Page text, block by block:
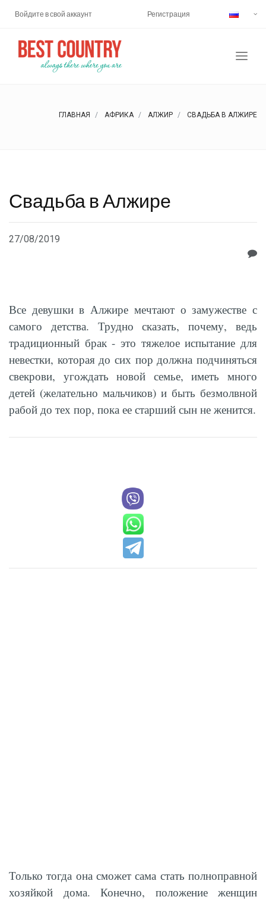
Войдите в свой аккаунт Регистрация
ГЛАВНАЯ АФРИКА АЛЖИР СВАДЬБА В АЛЖИРЕ
Свадьба в Алжире
27/08/2019
Все девушки в Алжире мечтают о замужестве с
самого детства. Трудно сказать, почему, ведь
традиционный брак - это тяжелое испытание для
невестки, которая до сих пор должна подчиняться
свекрови, угождать новой семье, иметь много
детей (желательно мальчиков) и быть безмолвной
рабой до тех пор, пока ее старший сын не женится.
Только тогда она сможет сама стать полноправной
хозяйкой дома. Конечно, положение женщин